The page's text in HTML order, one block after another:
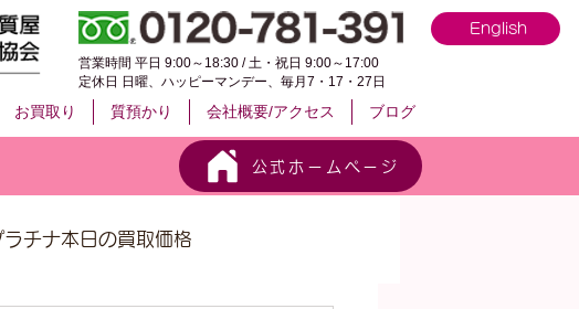
English
営業時間 平日 9:00～18:30 / 土・祝日 9:00～17:00
定休日 日曜、ハッピーマンデー、毎月7・17・27日
お買取り 質預かり 会社概要/アクセス ブログ
公式ホームページ
ラチナ本日の買取価格